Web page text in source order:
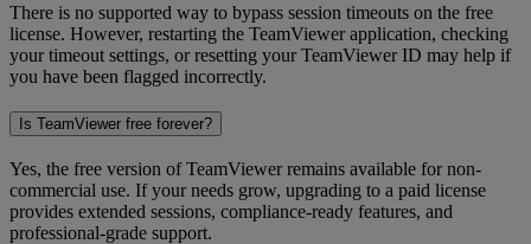
There is no supported way to bypass session timeouts on the free
license. However, restarting the TeamViewer application, checking
your timeout settings, or resetting your TeamViewer ID may help if
you have been flagged incorrectly.
Is TeamViewer free forever?
Yes, the free version of TeamViewer remains available for non-
commercial use. If your needs grow, upgrading to a paid license
provides extended sessions, compliance-ready features, and
professional-grade support.